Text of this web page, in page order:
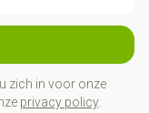
zich in voor onze
privacy policy.